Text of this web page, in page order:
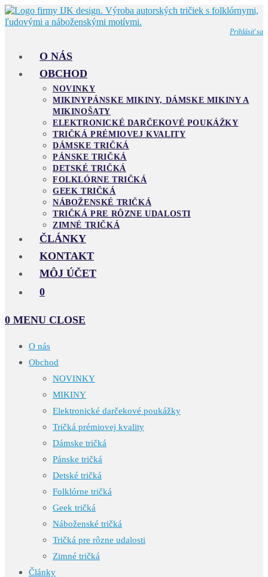
Skip
to
Prihlásiť sa
O NÁS
OBCHOD
NOVINKY
MIKINYPÁNSKE MIKINY, DÁMSKE MIKINY A
MIKINOŠATY
ELEKTRONICKÉ DARČEKOVÉ POUKÁŽKY
TRIČKÁ PRÉMIOVEJ KVALITY
DÁMSKE TRIČKÁ
PÁNSKE TRIČKÁ
DETSKÉ TRIČKÁ
FOLKLÓRNE TRIČKÁ
GEEK TRIČKÁ
NÁBOŽENSKÉ TRIČKÁ
TRIČKÁ PRE RÔZNE UDALOSTI
ZIMNÉ TRIČKÁ
ČLÁNKY
KONTAKT
MÔJ ÚČET
0
0 MENU CLOSE
O nás
Obchod
NOVINKY
MIKINY
Elektronické darčekové poukážky
Tričká prémiovej kvality
Dámske tričká
Pánske tričká
Detské tričká
Folklórne tričká
Geek tričká
Náboženské tričká
Tričká pre rôzne udalosti
Zimné tričká
Články